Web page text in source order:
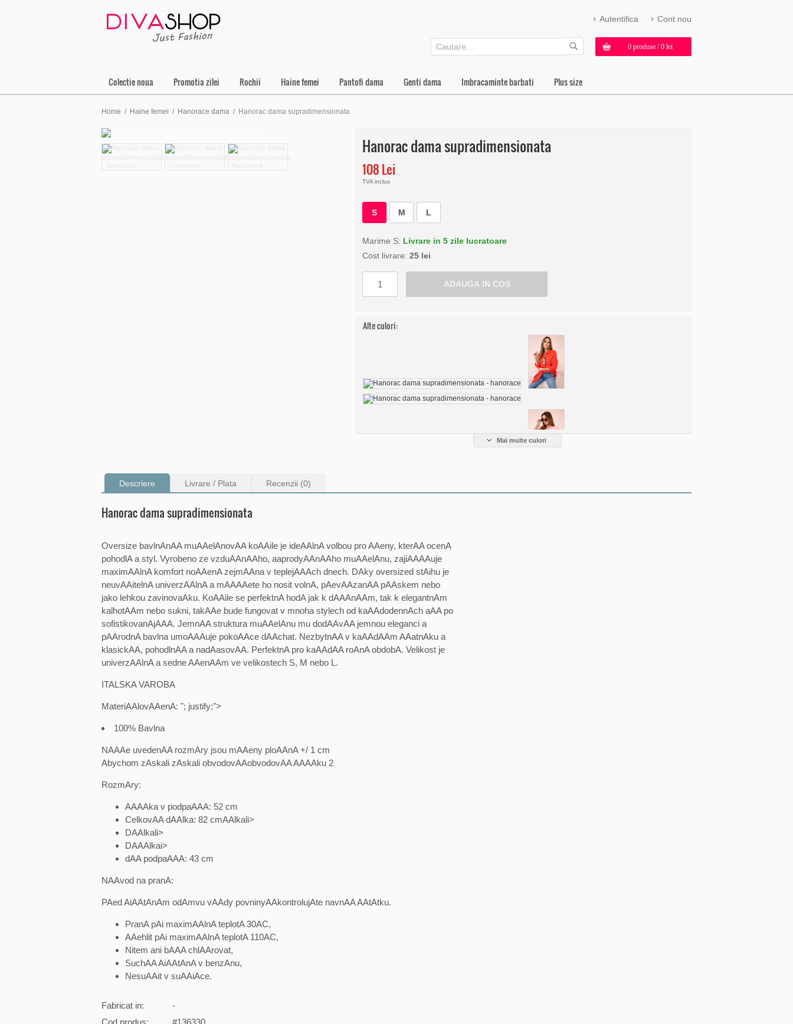
Autentifica Cont nou
0 produse / 0 lei
Colectie noua Promotia zilei Rochii Haine femei Pantofi dama Genti dama Imbracaminte barbati Plus size
Home / Haine femei / Hanorace dama / Hanorac dama supradimensionata
Hanorac dama supradimensionata
108 Lei
TVA inclus
S M L
Marime S: Livrare in 5 zile lucratoare
Cost livrare: 25 lei
Alte culori:
Mai multe culori
Descriere Livrare / Plata Recenzii (0)
Hanorac dama supradimensionata
Oversize bavlnAnAA muAAelAnovAA koAAile je ideAAlnA volbou pro AAeny, kterAA ocenA
pohodlA a styl. Vyrobeno ze vzduAAnAAho, aaprodyAAnAAho muAAelAnu, zajiAAAAuje
maximAAlnA komfort noAAenA zejmAAna v teplejAAAch dnech. DAky oversized stAihu je
neuvAAitelnA univerzAAlnA a mAAAAete ho nosit volnA, pAevAAzanAA pAAskem nebo
jako lehkou zavinovaAku. KoAAile se perfektnA hodA jak k dAAAnAAm, tak k elegantnAm
kalhotAAm nebo sukni, takAAe bude fungovat v mnoha stylech od kaAAdodennAch aAA po
sofistikovanAjAAA. JemnAA struktura muAAelAnu mu dodAAvAA jemnou eleganci a
pAArodnA bavlna umoAAAuje pokoAAce dAAchat. NezbytnAA v kaAAdAAm AAatnAku a
klasickAA, pohodlnAA a nadAasovAA. PerfektnA pro kaAAdAA roAnA obdobA. Velikost je
univerzAAlnA a sedne AAenAAm ve velikostech S, M nebo L.
ITALSKA VAROBA
MateriAAlovAAenA: "; justify;">
100% Bavlna
NAAAe uvedenAA rozmAry jsou mAAeny ploAAnA +/ 1 cm
Abychom zAskali zAskali obvodovAAobvodovAA AAAAku 2
RozmAry:
AAAAka v podpaAAA: 52 cm
CelkovAA dAAlka: 82 cmAAlkali>
DAAlkali>
DAAAlkai>
dAA podpaAAA: 43 cm
NAAvod na pranA:
PAed AiAAtAnAm odAmvu vAAdy povninyAAkontrolujAte navnAA AAtAtku.
PranA pAi maximAAlnA teplotA 30AC,
AAehlit pAi maximAAlnA teplotA 110AC,
Nitem ani bAAA chlAArovat,
SuchAA AiAAtAnA v benzAnu,
NesuAAit v suAAiAce.
Fabricat in:
-
Cod produs:
#136330